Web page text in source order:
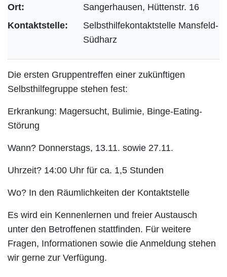
Ort:
Sangerhausen, Hüttenstr. 16
Kontaktstelle:
Selbsthilfekontaktstelle Mansfeld-
Südharz
Die ersten Gruppentreffen einer zukünftigen
Selbsthilfegruppe stehen fest:
Erkrankung: Magersucht, Bulimie, Binge-Eating-
Störung
Wann? Donnerstags, 13.11. sowie 27.11.
Uhrzeit? 14:00 Uhr für ca. 1,5 Stunden
Wo? In den Räumlichkeiten der Kontaktstelle
Es wird ein Kennenlernen und freier Austausch
unter den Betroffenen stattfinden. Für weitere
Fragen, Informationen sowie die Anmeldung stehen
wir gerne zur Verfügung.